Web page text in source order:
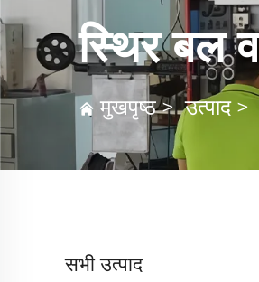
स्थिर बल
मुखपृष्ठ>उत्पाद>
सभी उत्पाद